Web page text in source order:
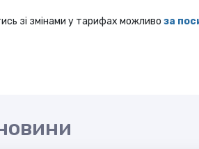
зі змінами у тарифах можливо за